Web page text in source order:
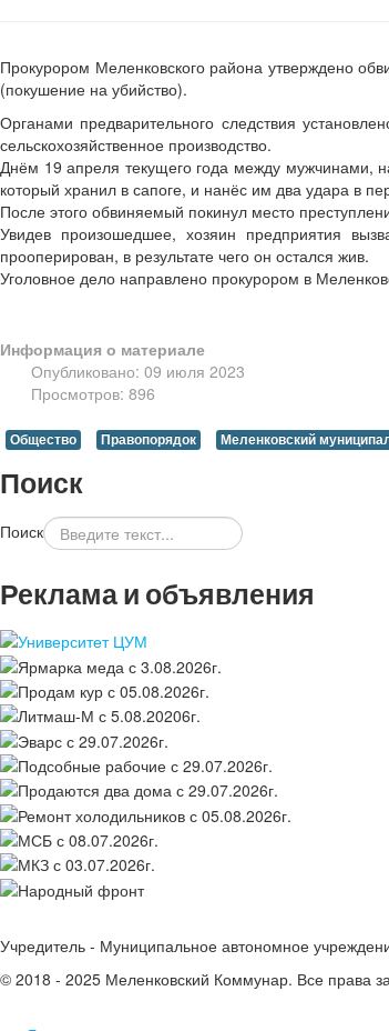
Прокурором Меленковского района утверждено
(покушение на убийство).
Органами предварительного следствия
сельскохозяйственное производство.
Днём 19 апреля текущего года между мужчинами,
который хранил в сапоге, и нанёс им два удара в
После этого обвиняемый покинул место
Увидев произошедшее, хозяин предприятия
прооперирован, в результате чего он остался жив.
Уголовное дело направлено прокурором в
Информация о материале
Опубликовано: 09 июля 2023
Просмотров: 896
Общество Правопорядок Меленковский
Поиск
Поиск
Реклама и объявления
Учредитель - Муниципальное автономное
© 2018 - 2025 Меленковский Коммунар. Все права